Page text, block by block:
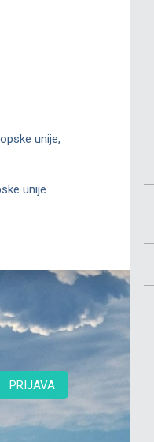
unije,
unije
PRIJAVA